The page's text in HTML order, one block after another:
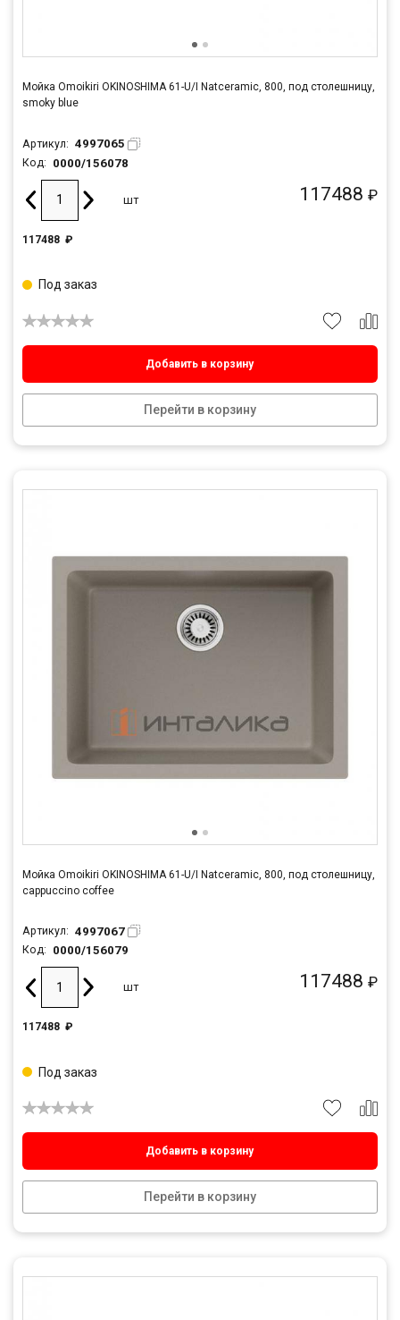
Мойка Omoikiri OKINOSHIMA 61-U/I Natceramic, 800, под столешницу,
smoky blue
Артикул: 4997065
Код: 0000/156078
117488 ₽
шт
117488 ₽
Добавить в корзину
Перейти в корзину
Под заказ
Мойка Omoikiri OKINOSHIMA 61-U/I Natceramic, 800, под столешницу,
cappuccino coffee
Артикул: 4997067
Код: 0000/156079
117488 ₽
шт
117488 ₽
Добавить в корзину
Перейти в корзину
Под заказ